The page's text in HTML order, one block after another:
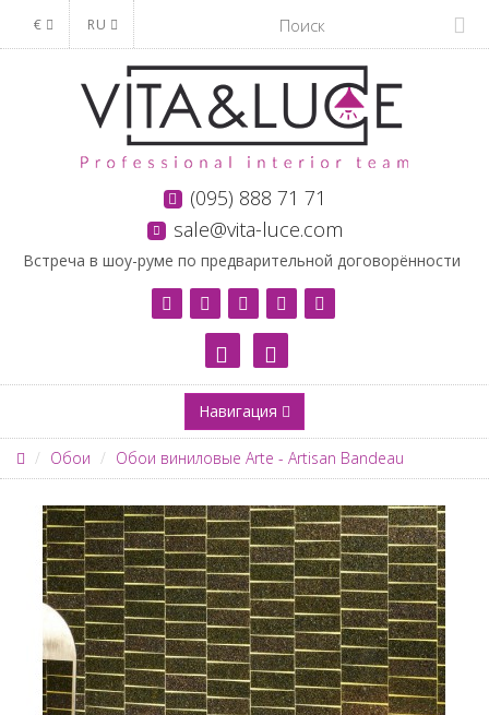
€ RU
(095) 888 71 71
sale@vita-luce.com
Встреча в шоу-руме по предварительной договорённости
Навигация
Обои Обои виниловые Arte - Artisan Bandeau